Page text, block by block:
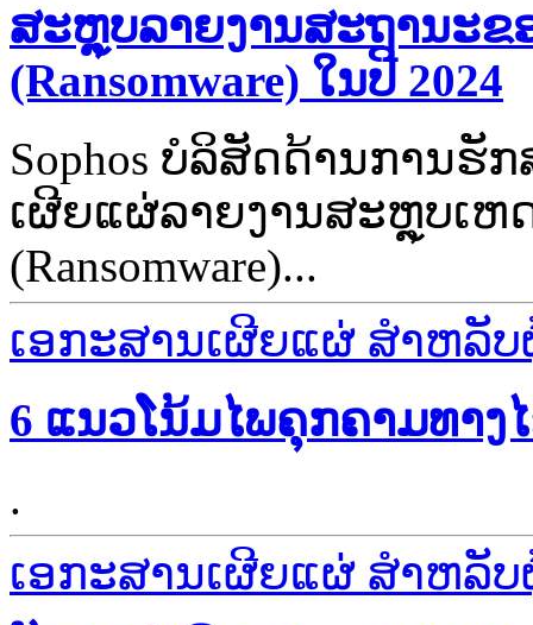
ສະຫຼຸບລາຍງານສະຖານະຂ
(Ransomware) ໃນປີ 2024
Sophos ບໍລິສັດດ້ານການຮັ
ເຜີຍແຜ່ລາຍງານສະຫຼຸບເຫ
(Ransomware)...
ເອກະສານເຜີຍແຜ່ ສຳຫລັ
6 ແນວໂນ້ມໄພຄຸກຄາມທາງໄ
.
ເອກະສານເຜີຍແຜ່ ສຳຫລັ